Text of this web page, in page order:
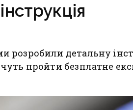
розробили детальну
пройти безплатне